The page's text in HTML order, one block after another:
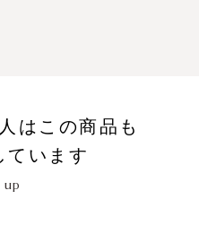
はこの商品も
ています
up